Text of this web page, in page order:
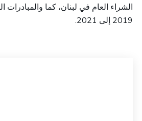
الشراء العام في لبنان، كما والمبادرات
2019 إلى 2021
.